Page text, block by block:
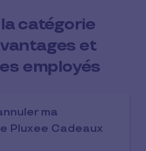
catégorie
et
employés
ma
Pluxee Cadeaux